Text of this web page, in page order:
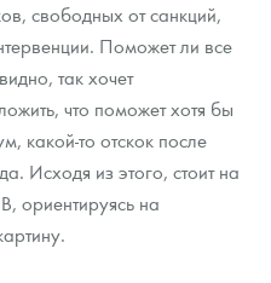
свободных от санкций,
Поможет ли все
так хочет
что поможет хотя бы
какой-то отскок после
Исходя из этого, стоит на
ориентируясь на